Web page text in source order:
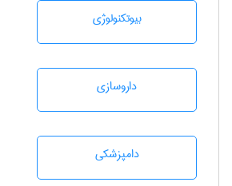
بيوتكنولوژی
داروسازی
دامپزشكی